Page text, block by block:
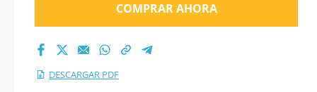
COMPRAR AHORA
DESCARGAR PDF